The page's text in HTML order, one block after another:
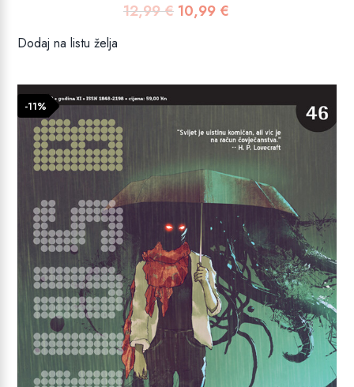
12,99€ Izvorna
12,99 €.
10,99 €
Dodaj na listu želja
-11%